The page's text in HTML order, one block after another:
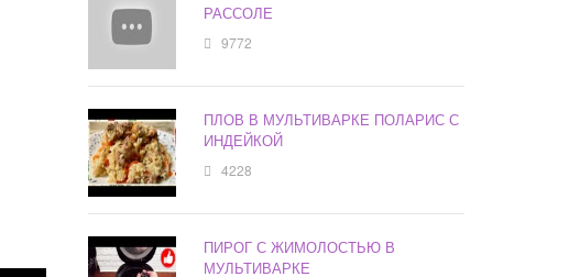
РАССОЛЕ
9772
ПЛОВ В МУЛЬТИВАРКЕ ПОЛАРИС С
ИНДЕЙКОЙ
4228
ПИРОГ С ЖИМОЛОСТЬЮ В
МУЛЬТИВАРКЕ